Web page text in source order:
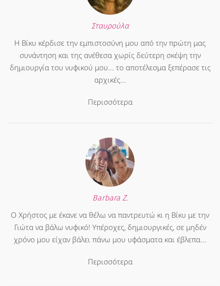
Σταυρούλα
Η Βίκυ κέρδισε την εμπιστοσύνη μου από την πρώτη μας
συνάντηση και της ανέθεσα χωρίς δεύτερη σκέψη την
δημιουργία του νυφικού μου... το αποτέλεσμα ξεπέρασε τις
αρχικές...
Περισσότερα
Barbara Z.
Ο Χρήστος με έκανε να θέλω να παντρευτώ κι η Βίκυ με την
Γιώτα να βάλω νυφικό! Υπέροχες, δημιουργικές, σε μηδέν
χρόνο μου είχαν βάλει πάνω μου υφάσματα και έβλεπα...
Περισσότερα